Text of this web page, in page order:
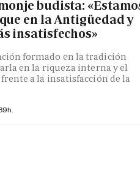
budista:
en la Antigüedad y
insatisfechos»
formado en la tradición
en la riqueza interna y el
a la insatisfacción de la